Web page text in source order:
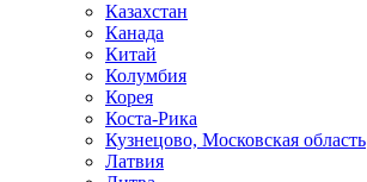
Казахстан
Канада
Китай
Колумбия
Корея
Коста-Рика
Кузнецово, Московская область
Латвия